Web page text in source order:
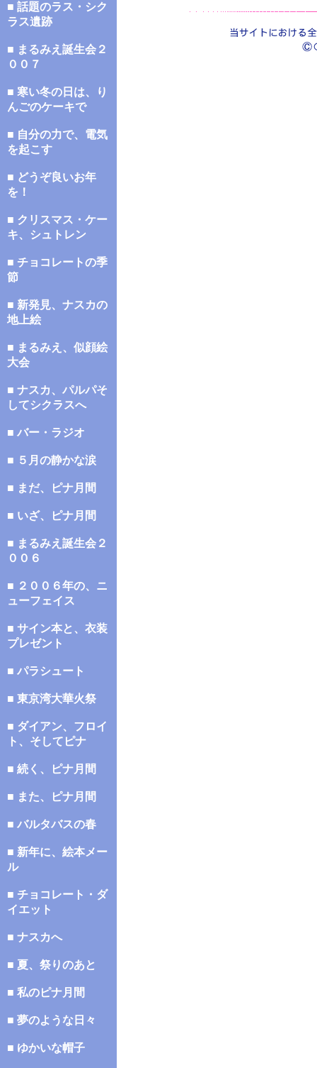
■ 話題のラス・シク
ラス遺跡
■ まるみえ誕生会２
００７
■ 寒い冬の日は、り
んごのケーキで
■ 自分の力で、電気
を起こす
■ どうぞ良いお年
を！
■ クリスマス・ケー
キ、シュトレン
■ チョコレートの季
節
■ 新発見、ナスカの
地上絵
■ まるみえ、似顔絵
大会
■ ナスカ、パルパそ
してシクラスへ
■ バー・ラジオ
■ ５月の静かな涙
■ まだ、ピナ月間
■ いざ、ピナ月間
■ まるみえ誕生会２
００６
■ ２００６年の、ニ
ューフェイス
■ サイン本と、衣装
プレゼント
■ パラシュート
■ 東京湾大華火祭
■ ダイアン、フロイ
ト、そしてピナ
■ 続く、ピナ月間
■ また、ピナ月間
■ バルタバスの春
■ 新年に、絵本メー
ル
■ チョコレート・ダ
イエット
■ ナスカへ
■ 夏、祭りのあと
■ 私のピナ月間
■ 夢のような日々
■ ゆかいな帽子